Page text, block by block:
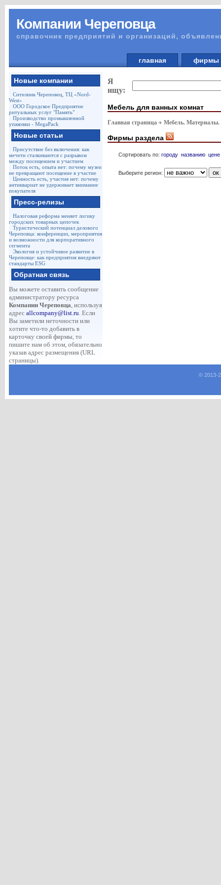
Компании Череповца
справочник предприятий и организаций,
главная
Новые компании
Ситилинк Череповец, ТЦ «Nord-
West»
ООО Городское Предприятие
ритуальных услуг "Память"
Производство промышленной
упаковки - MegaPack
Новые статьи
Присутствие без включения: как
мечети сталкиваются с разрывом
между посещением и участием
Поток есть, опыта нет: почему музеи
не превращают посещение в участие
Ценность есть, участия нет: почему
антиквариат не удерживает внимание
покупателя
Пресс-релизы
Налоговая реформа меняет логику
городских товарных цепочек
Туристический потенциал делового
Череповца: конференции, мероприятия
и возможности для корпоративного
сегмента
Экология и устойчивое развитие в
Череповце: как предприятия внедряют
стандарты ESG
Обратная связь
Вы можете оставить сообщение
администратору ресурса
Компании Череповца, используя
адрес allcompany@list.ru. Если
Вы заметили неточности или
хотите что-то добавить в
карточку своей фирмы, то
пишите нам об этом, обязательно
указав адрес размещения (URL
страницы).
Я
ищу:
Мебель для ванных комнат
Главная страница Мебель.
Фирмы раздела
Сортировать по: городу названию цене
Выберите регион:
© 2013-